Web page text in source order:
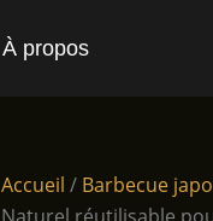
À propos
Accueil / Barbecue